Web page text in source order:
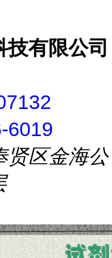
有限公司
6019
贤区金海公